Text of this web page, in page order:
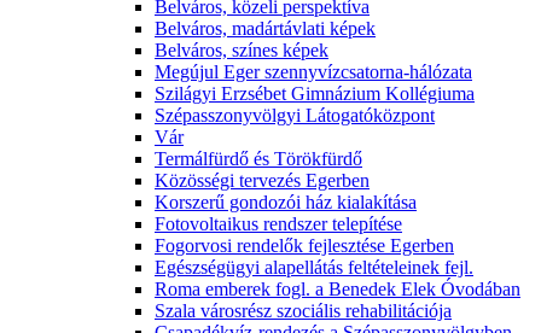
Belváros, közeli perspektíva
Belváros, madártávlati képek
Belváros, színes képek
Megújul Eger szennyvízcsatorna-hálózata
Szilágyi Erzsébet Gimnázium Kollégiuma
Szépasszonyvölgyi Látogatóközpont
Vár
Termálfürdő és Törökfürdő
Közösségi tervezés Egerben
Korszerű gondozói ház kialakítása
Fotovoltaikus rendszer telepítése
Fogorvosi rendelők fejlesztése Egerben
Egészségügyi alapellátás feltételeinek fejl.
Roma emberek fogl. a Benedek Elek Óvodában
Szala városrész szociális rehabilitációja